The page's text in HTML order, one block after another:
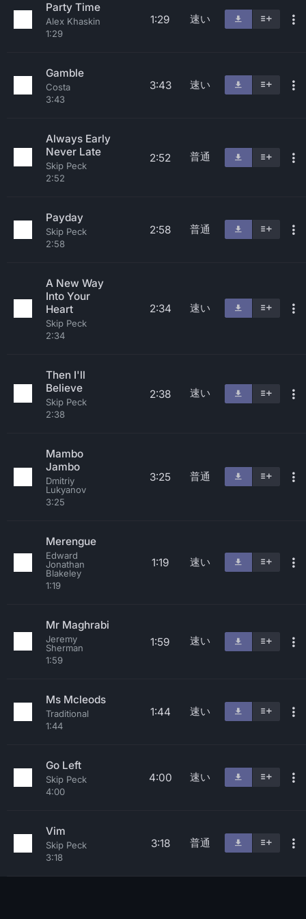
Party Time
Alex Khaskin
1:29
1:29 速い
Gamble
Costa
3:43
3:43 速い
Always Early
Never Late
Skip Peck
2:52
2:52 普通
Payday
Skip Peck
2:58
2:58 普通
A New Way
Into Your
Heart
Skip Peck
2:34
2:34 速い
Then I'll
Believe
Skip Peck
2:38
2:38 速い
Mambo
Jambo
Dmitriy
Lukyanov
3:25
3:25 普通
Merengue
Edward
Jonathan
Blakeley
1:19
1:19 速い
Mr Maghrabi
Jeremy
Sherman
1:59
1:59 速い
Ms Mcleods
Traditional
1:44
1:44 速い
Go Left
Skip Peck
4:00
4:00 速い
Vim
Skip Peck
3:18
3:18 普通